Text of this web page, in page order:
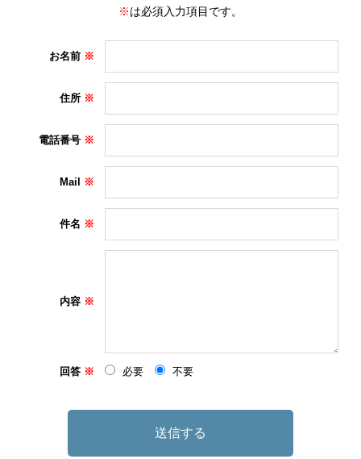
※は必須入力項目です。
お名前
住所
電話番号
Mail
件名
内容
回答 必要 不要